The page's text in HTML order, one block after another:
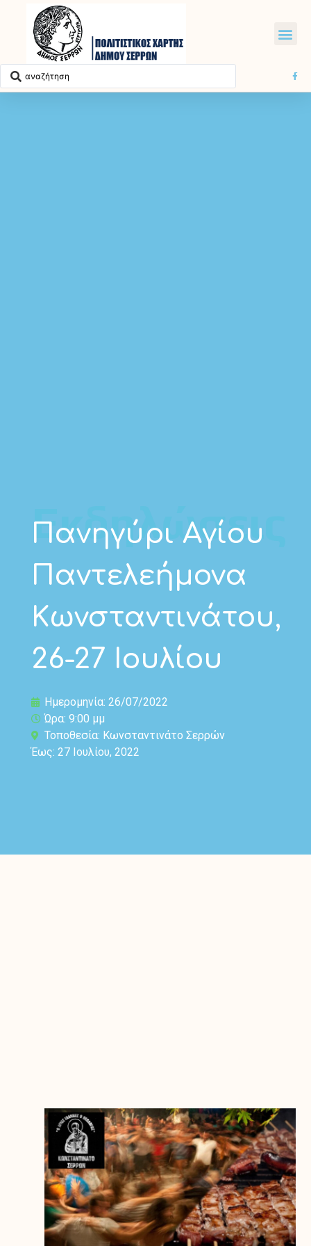
Εκδηλώσεις
Πανηγύρι Αγίου
Παντελεήμονα
Κωνσταντινάτου,
26-27 Ιουλίου
Ημερομηνία: 26/07/2022
Ώρα: 9:00 μμ
Τοποθεσία: Κωνσταντινάτο Σερρών
Έως: 27 Ιουλίου, 2022